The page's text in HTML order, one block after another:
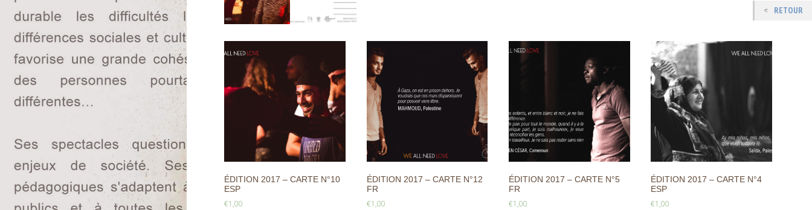
ÉDITION 2017 – CARTE N°10
ESP
€1,00
ÉDITION 2017 – CARTE N°12
FR
€1,00
ÉDITION 2017 – CARTE N°5
FR
€1,00
ÉDITION 2017 – CARTE N°4
ESP
€1,00
RETOUR